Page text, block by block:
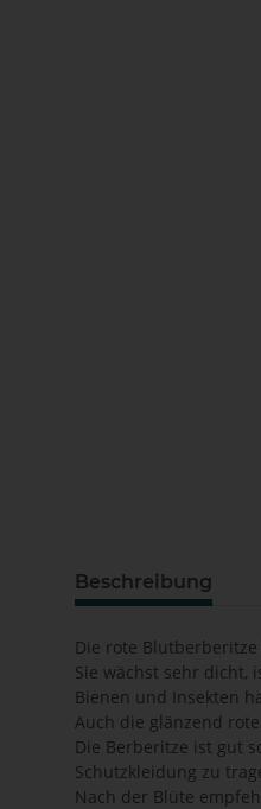
Beschreibung
Die rote
Sie wächst sehr dicht,
Bienen und Insekten
Auch die glänzend
Die Berberitze ist gut
Schutzkleidung zu
Nach der Blüte